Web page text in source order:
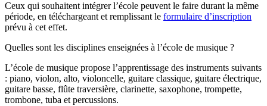
Ceux qui souhaitent intégrer l’école peuvent le faire durant la même
période, en téléchargeant et remplissant le formulaire d’inscription
prévu à cet effet.
Quelles sont les disciplines enseignées à l’école de musique ?
L’école de musique propose l’apprentissage des instruments suivants
: piano, violon, alto, violoncelle, guitare classique, guitare électrique,
guitare basse, flûte traversière, clarinette, saxophone, trompette,
trombone, tuba et percussions.